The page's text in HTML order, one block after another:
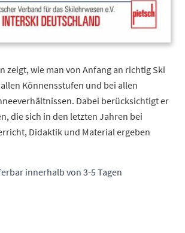
zeigt, wie man von Anfang an richtig Ski
Könnensstufen und bei allen
Dabei berücksichtigt er
die sich in den letzten Jahren bei
Didaktik und Material ergeben
innerhalb von 3-5 Tagen